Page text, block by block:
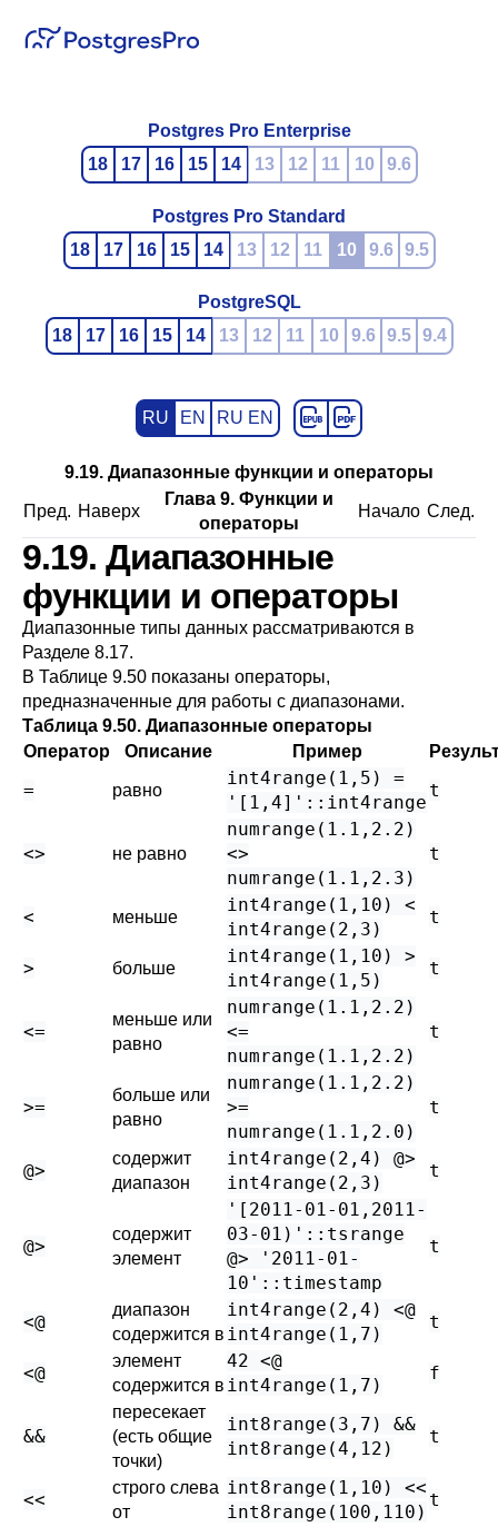
Postgres Pro Enterprise
18
17 16 15 14 13 12 11 10 9.6
Postgres Pro Standard
18
17 16 15 14 13 12 11 10 9.6 9.5
PostgreSQL
18
17 16 15 14 13 12 11 10 9.6 9.5 9.4
RU EN RU EN
9.19. Диапазонные функции и операторы
Пред. Наверх
Глава 9. Функции и
операторы
Начало След.
9.19. Диапазонные
функции и операторы
Диапазонные типы данных рассматриваются в
Разделе 8.17.
В Таблице 9.50 показаны операторы,
предназначенные для работы с диапазонами.
Таблица 9.50. Диапазонные операторы
Оператор
Описание Пример
= равно
int4range(1,5) =
'[1,4]'::int4range
t
<> не равно
numrange(1.1,2.2)
<>
numrange(1.1,2.3)
t
< меньше
int4range(1,10) <
int4range(2,3)
t
> больше
int4range(1,10) >
int4range(1,5)
t
<=
меньше или
равно
numrange(1.1,2.2)
<=
numrange(1.1,2.2)
t
>=
больше или
равно
numrange(1.1,2.2)
>=
numrange(1.1,2.0)
t
@>
содержит
диапазон
int4range(2,4) @>
int4range(2,3)
t
@>
содержит
элемент
'[2011-01-01,2011-
03-01)'::tsrange
@> '2011-01-
10'::timestamp
t
<@
диапазон
содержится в
int4range(2,4) <@
int4range(1,7)
t
<@
элемент
содержится в
42 <@
int4range(1,7)
f
&&
пересекает
(есть общие
точки)
int8range(3,7) &&
int8range(4,12)
t
<<
строго слева
от
int8range(1,10) <<
int8range(100,110)
t